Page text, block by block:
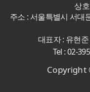
상
주소 : 서울특별시 서대
대표자 : 유현준
Tel : 02-
Copyright